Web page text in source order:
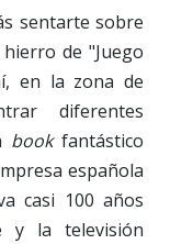
sentarte sobre
de "Juego
en la zona de
diferentes
bookfantástico
española
casi 100 años
y la televisión